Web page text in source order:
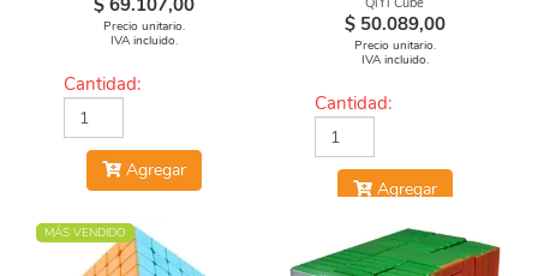
$ 69.107,00
Precio unitario.
IVA incluido.
Cantidad:
Agregar
$ 50.089,00
Precio unitario.
IVA incluido.
Cantidad:
Agregar
MÁS VENDIDO